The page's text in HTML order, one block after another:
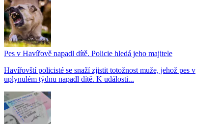
Pes v Havířově napadl dítě. Policie hledá jeho majitele
Havířovští policisté se snaží zjistit totožnost muže, jehož pes v
uplynulém týdnu napadl dítě. K události...